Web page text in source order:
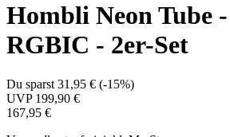
Hombli Neon Tube
RGBIC - 2er-Set
Du sparst 31,95 € (-15%)
UVP 199,90 €
167,95 €